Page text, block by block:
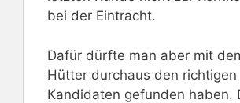
bei der Eintracht.
Dafür dürfte man aber mit
Hütter durchaus den richtigen
Kandidaten gefunden haben.